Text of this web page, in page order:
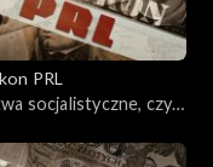
PRL
socjalistyczne, czyli